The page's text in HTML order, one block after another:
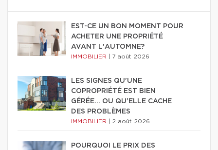
EST-CE UN BON MOMENT POUR
ACHETER UNE PROPRIÉTÉ
AVANT L'AUTOMNE?
IMMOBILIER 7 août 2026
LES SIGNES QU'UNE
COPROPRIÉTÉ EST BIEN
GÉRÉE… OU QU'ELLE CACHE
DES PROBLÈMES
IMMOBILIER 2 août 2026
POURQUOI LE PRIX DES